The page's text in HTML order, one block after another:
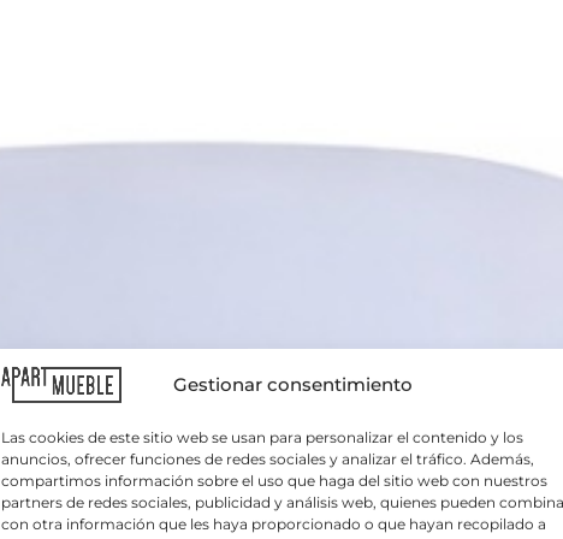
Gestionar consentimiento
Las cookies de este sitio web se usan para personalizar el contenido y los
anuncios, ofrecer funciones de redes sociales y analizar el tráfico. Además,
compartimos información sobre el uso que haga del sitio web con nuestros
partners de redes sociales, publicidad y análisis web, quienes pueden
con otra información que les haya proporcionado o que hayan recopilado a